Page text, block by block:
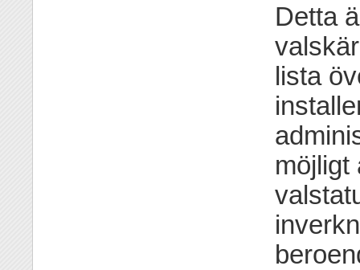
Detta
lista
möjligt